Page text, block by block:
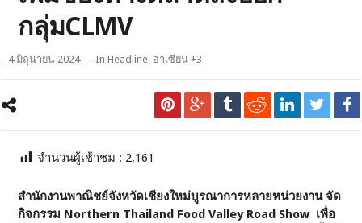
กลุ่มCLMV
- 4 มิถุนายน 2024 - InHeadline, อาเซียน +3
จำนวนผู้เช้าชม : 2,161
สำนักงานพาณิชย์จังหวัดเชียงใหม่บูรณาการหลายหน่วยงาน จัด
กิจกรรม Northern Thailand Food Valley Road Show เพื่อ